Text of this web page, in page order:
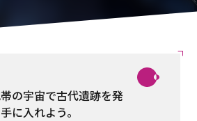
の宇宙で古代遺跡を発
に入れよう。